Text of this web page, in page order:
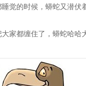
觉的时候，蟒蛇又潜伏
家都缠住了，蟒蛇哈哈